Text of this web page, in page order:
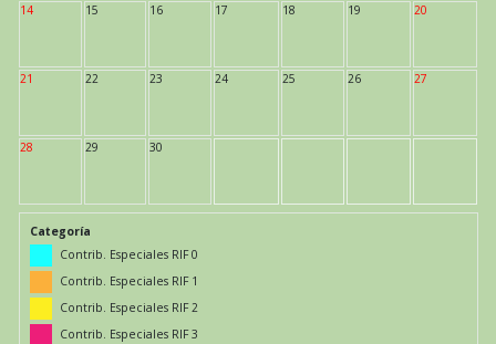
14 15 16 17 18 19 20
21 22 23 24 25 26 27
28 29 30
Categoría
Contrib. Especiales RIF 0
Contrib. Especiales RIF 1
Contrib. Especiales RIF 2
Contrib. Especiales RIF 3